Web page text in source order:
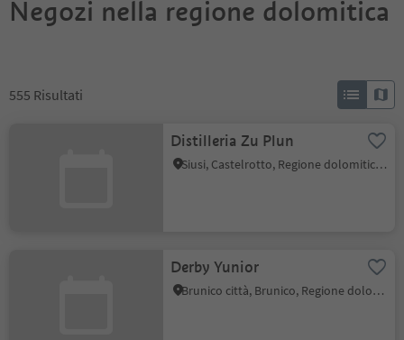
Negozi nella regione dolomitica
555 Risultati
Distilleria Zu Plun
Siusi, Castelrotto, Regione dolomitica Alpe di Siusi
Derby Yunior
Brunico città, Brunico, Regione dolomitica Plan de Corones